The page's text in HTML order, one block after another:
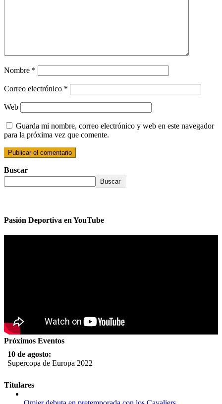
Nombre *
Correo electrónico *
Web
Guarda mi nombre, correo electrónico y web en este navegador
para la próxima vez que comente.
Buscar
Buscar
Pasión Deportiva en YouTube
Próximos Eventos
10 de agosto:
Supercopa de Europa 2022
11 al 21 de agosto:
Campeonato Europeo de Natación 2022
Titulares